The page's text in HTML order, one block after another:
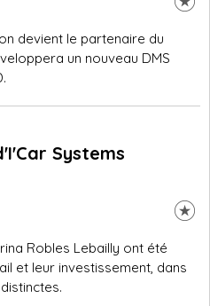
devient le partenaire du
un nouveau DMS
Systems
Robles Lebailly ont été
et leur investissement, dans